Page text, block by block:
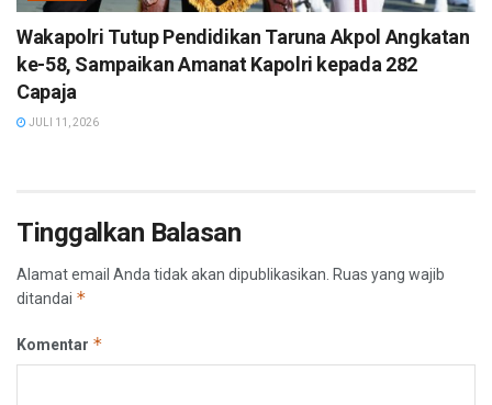
Wakapolri Tutup Pendidikan Taruna Akpol Angkatan
ke-58, Sampaikan Amanat Kapolri kepada 282
Capaja
JULI 11, 2026
Tinggalkan Balasan
Alamat email Anda tidak akan dipublikasikan. Ruas yang wajib
ditandai *
Komentar *